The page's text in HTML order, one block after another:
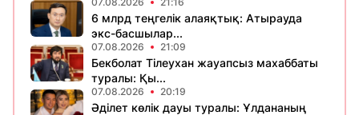
6 млрд теңгелік алаяқтық: Атырауда
экс-басшылар...
07.08.2026 21:09
Бекболат Тілеухан жауапсыз махаббаты
туралы: Қы...
07.08.2026 20:19
Әділет көлік дауы туралы: Ұлдананың